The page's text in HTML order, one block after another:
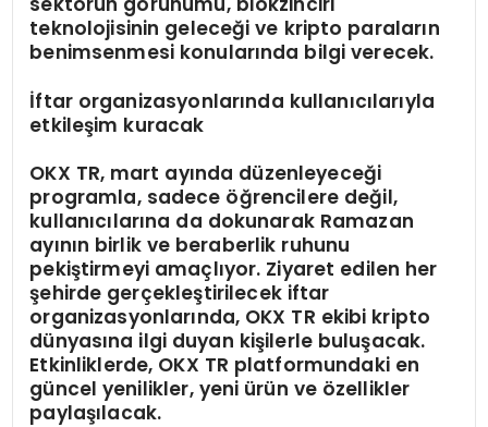
teknolojisinin geleceği ve kripto paraların
benimsenmesi konularında bilgi verecek.
İftar organizasyonlarında kullanıcılarıyla
etkileşim kuracak
OKX TR, mart ayında düzenleyeceği
programla, sadece öğrencilere değil,
kullanıcılarına da dokunarak Ramazan
ayının birlik ve beraberlik ruhunu
pekiştirmeyi amaçlıyor. Ziyaret edilen her
şehirde gerçekleştirilecek iftar
organizasyonlarında, OKX TR ekibi kripto
dünyasına ilgi duyan kişilerle buluşacak.
Etkinliklerde, OKX TR platformundaki en
güncel yenilikler, yeni ürün ve özellikler
paylaşılacak.